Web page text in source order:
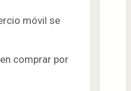
móvil se
comprar por